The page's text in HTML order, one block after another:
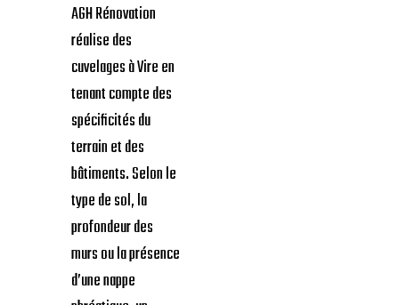
AGH Rénovation
réalise des
cuvelages à Vire en
tenant compte des
spécificités du
terrain et des
bâtiments. Selon le
type de sol, la
profondeur des
murs ou la présence
d’une nappe